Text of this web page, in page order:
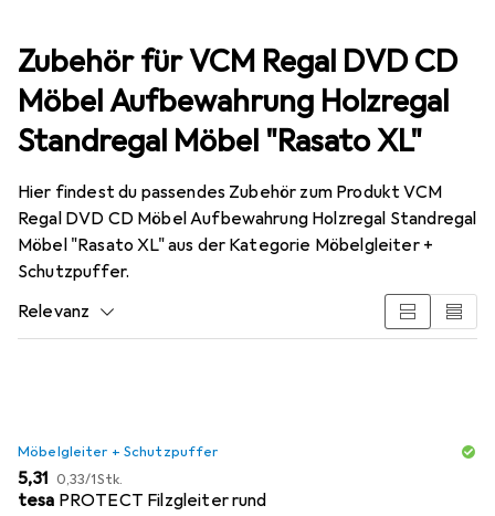
Zubehör für VCM Regal DVD CD
Möbel Aufbewahrung Holzregal
Standregal Möbel "Rasato XL"
Hier findest du passendes Zubehör zum Produkt VCM
Regal DVD CD Möbel Aufbewahrung Holzregal Standregal
Möbel "Rasato XL" aus der Kategorie Möbelgleiter +
Schutzpuffer.
Relevanz
Möbelgleiter + Schutzpuffer
EUR
5,31 EUR
0,33/1Stk.
tesa PROTECT Filzgleiter rund